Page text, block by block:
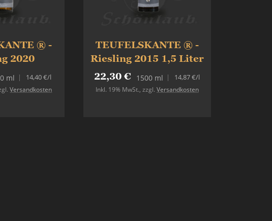
® -
2020
ml
Versandkosten
14,40 €/l
TEUFELSKANTE ® -
Riesling 2015 1,5 Liter
22,30 € 1500 ml
Inkl. 19% MwSt., zzgl. Versandkosten
14,87 €/l